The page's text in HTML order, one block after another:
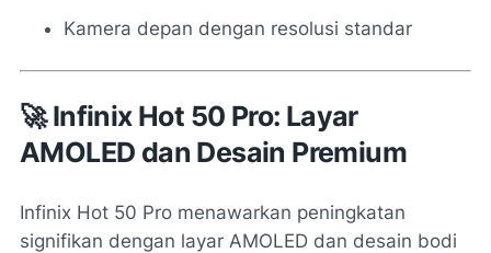
Kamera depan dengan resolusi standar
🚀 Infinix Hot 50 Pro: Layar
AMOLED dan Desain Premium
Infinix Hot 50 Pro menawarkan peningkatan
signifikan dengan layar AMOLED dan desain bodi